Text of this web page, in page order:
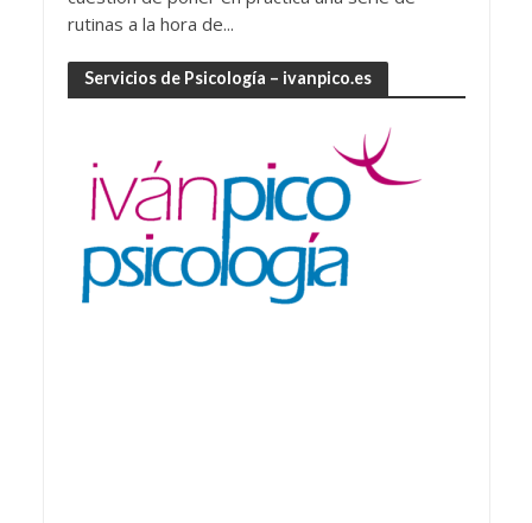
rutinas a la hora de...
Servicios de Psicología – ivanpico.es